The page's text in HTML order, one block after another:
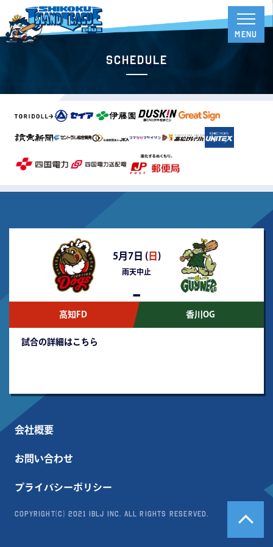
Schedule
5月7日 (日 )
雨天中止
-
高知FD 香川OG
試合の詳細はこちら
会社概要
お問い合わせ
プライバシーポリシー
Copyright(c) 2021 IBLJ Inc. All Rights Reserved.